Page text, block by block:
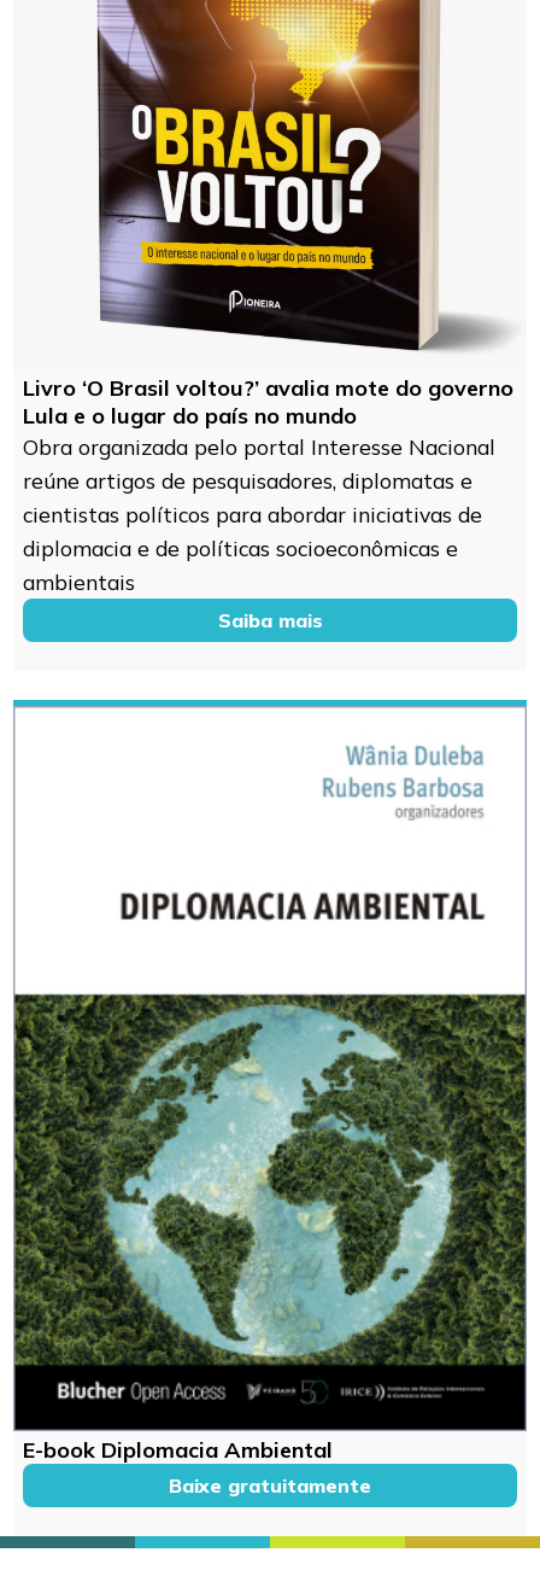
Livro ‘O Brasil voltou?’ avalia mote do governo
Lula e o lugar do país no mundo
Obra organizada pelo portal Interesse Nacional
reúne artigos de pesquisadores, diplomatas e
cientistas políticos para abordar iniciativas de
diplomacia e de políticas socioeconômicas e
ambientais
Saiba mais
E-book Diplomacia Ambiental
Baixe gratuitamente